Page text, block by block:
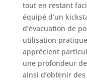
tout en restant
équipé d’un
d’évacuation de
utilisation
apprécient
une profondeur
ainsi d’obtenir